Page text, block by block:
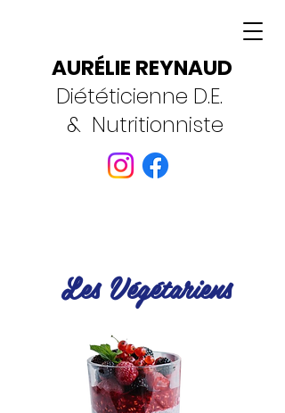
AURÉLIE REYNAUD
Diététicienne D.E.
& Nutritionniste
Les Végétariens